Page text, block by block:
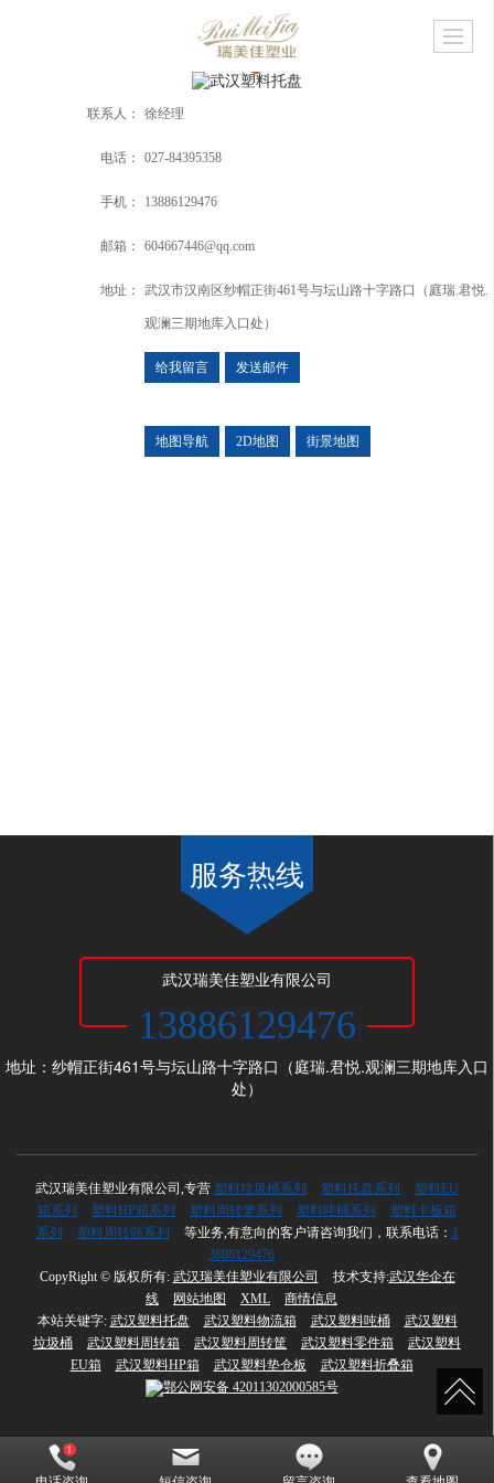
联系人： 徐经理
电话： 027-84395358
手机： 13886129476
邮箱： 604667446@qq.com
地址： 武汉市汉南区纱帽正街461号与坛山路十字路口（庭瑞.君悦.
观澜三期地库入口处）
给我留言 发送邮件
地图导航 2D地图 街景地图
服务热线
武汉瑞美佳塑业有限公司
13886129476
地址：纱帽正街461号与坛山路十字路口（庭瑞.君悦.观澜三期地库入口
处）
武汉瑞美佳塑业有限公司,专营 塑料垃圾桶系列 塑料托盘系列
塑料EU
箱系列
塑料HP箱系列 塑料周转箩系列 塑料吨桶系列
塑料卡板箱
系列
塑料周转筛系列 等业务,有意向的客户请咨询我们，联系电话： 1
3886129476
CopyRight © 版权所有: 武汉瑞美佳塑业有限公司 技术支持:武汉华企在
线
网站地图 XML
商情信息
本站关键字: 武汉塑料托盘 武汉塑料物流箱 武汉塑料吨桶
武汉塑料
垃圾桶
武汉塑料周转箱 武汉塑料周转筐 武汉塑料零件箱
武汉塑料
EU箱
武汉塑料HP箱 武汉塑料垫仓板
武汉塑料折叠箱
鄂公网安备42011302000585号